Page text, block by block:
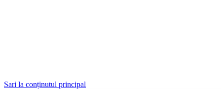
Sari la conținutul principal